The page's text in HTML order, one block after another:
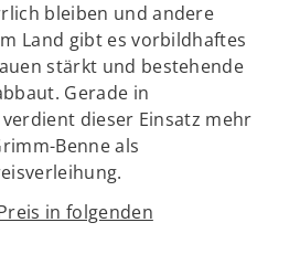
bleiben und andere
Land gibt es vorbildhaftes
stärkt und bestehende
Gerade in
dieser Einsatz mehr
Benne als
in folgenden